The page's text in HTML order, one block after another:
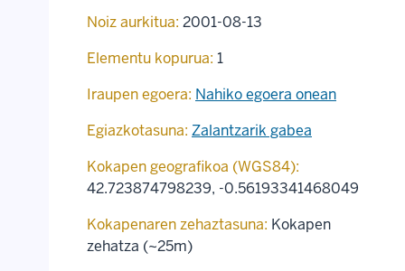
Noiz aurkitua: 2001-08-13
Elementu kopurua: 1
Iraupen egoera: Nahiko egoera onean
Egiazkotasuna: Zalantzarik gabea
Kokapen geografikoa (WGS84):
42.723874798239, -0.56193341468049
Kokapenaren zehaztasuna: Kokapen
zehatza (~25m)